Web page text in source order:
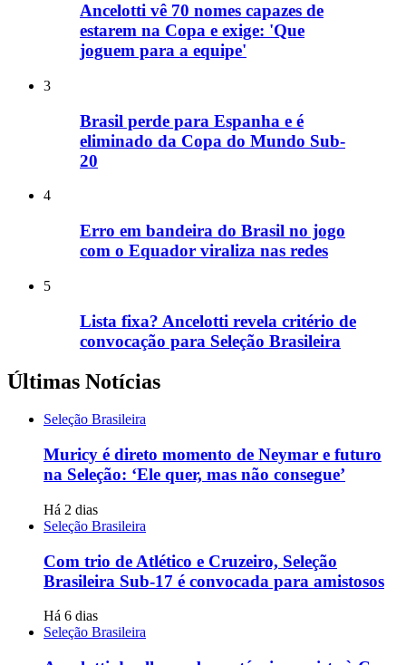
Ancelotti vê 70 nomes capazes de
estarem na Copa e exige: 'Que
joguem para a equipe'
3
Brasil perde para Espanha e é
eliminado da Copa do Mundo Sub-
20
4
Erro em bandeira do Brasil no jogo
com o Equador viraliza nas redes
5
Lista fixa? Ancelotti revela critério de
convocação para Seleção Brasileira
Últimas Notícias
Seleção Brasileira
Muricy é direto momento de Neymar e futuro
na Seleção: ‘Ele quer, mas não consegue’
Há 2 dias
Seleção Brasileira
Com trio de Atlético e Cruzeiro, Seleção
Brasileira Sub-17 é convocada para amistosos
Há 6 dias
Seleção Brasileira